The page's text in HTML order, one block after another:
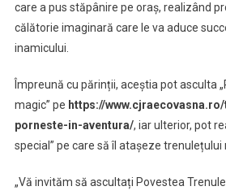
care a pus stăpânire pe oraș, realizând
călătorie imaginară care le va aduce
inamicului.
Împreună cu părinții, aceștia pot asculta
magic” pe https://
porneste-in-aventura/, iar ulterior, pot
special” pe care să îl atașeze trenulețului
„Vă invităm să ascultați Povestea